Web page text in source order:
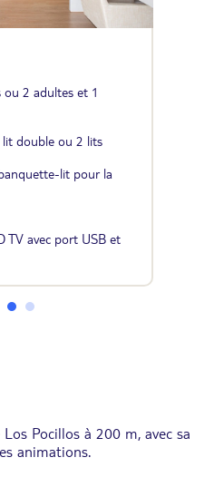
ou 2 adultes et 1
lit double ou 2 lits
lit pour la
TV avec port USB et
le salon et l’autre
(pack café et thé de
out à 11h.
Pocillos à 200 m, avec sa
animations.